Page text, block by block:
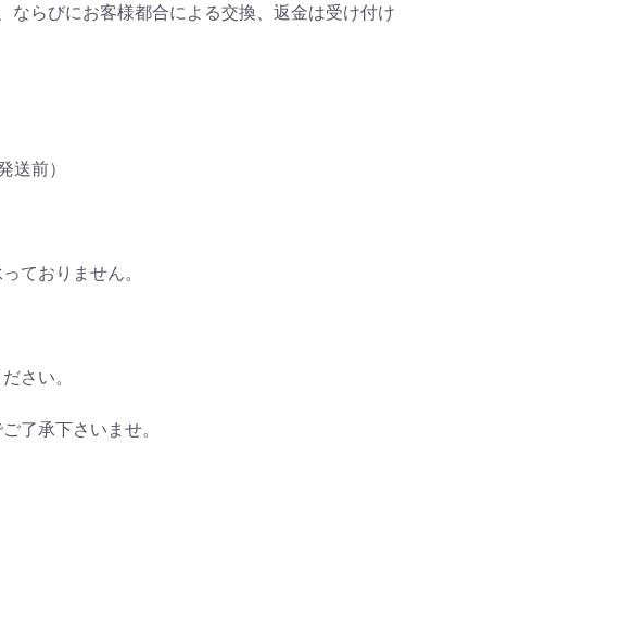
ならびにお客様都合による交換、返金は受け付け
送前）
ておりません。
さい。
了承下さいませ。